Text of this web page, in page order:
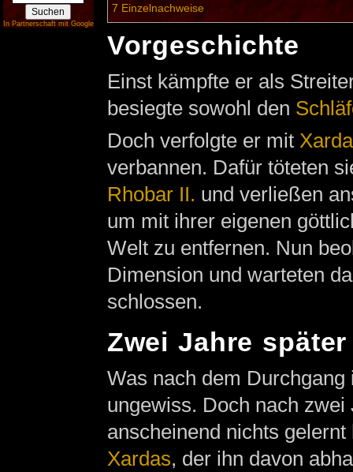
In Partnerschaft mit Google
7 Einzelnachweise
Vorgeschichte
Einst kämpfte er als
besiegte sowohl den
Doch verfolgte er mit
verbannen. Dafür töteten
Rhobar II. und verließen
um mit ihrer eigenen
Welt zu entfernen. Nun
Dimension und warteten
schlossen.
Zwei Jahre später
Was nach dem
ungewiss. Doch nach
anscheinend nichts
Xardas, der ihn davon